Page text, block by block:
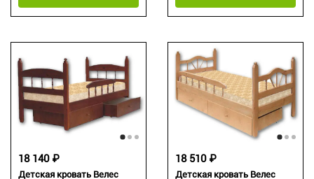
Детская кровать Велес
18 140 ₽
Детская кровать Велес
18 510 ₽